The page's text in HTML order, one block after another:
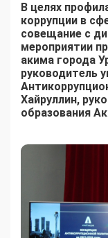
В целях
коррупции в
совещание с
мероприятии
акима города
руководитель
Хайруллин,
образования